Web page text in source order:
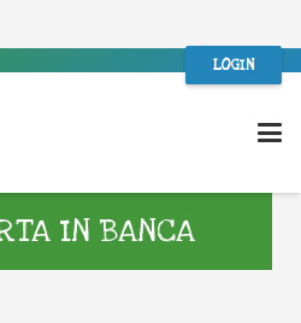
LOGIN
IN BANCA